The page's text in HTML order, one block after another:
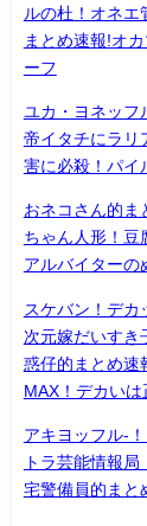
ルの杜！オネエ
まとめ速報!オ
ーフ
ユカ・ヨネッフ
帝イタチにラリ
害に必殺！パイ
おネコさん的
ちゃん人形！豆
アルバイターの
スケバン！デカ
次元嫁だいすき
惑仔的まとめ速
MAX！デカいは
アキヨッフル-
トラ芸能情報
宅警備員的まと